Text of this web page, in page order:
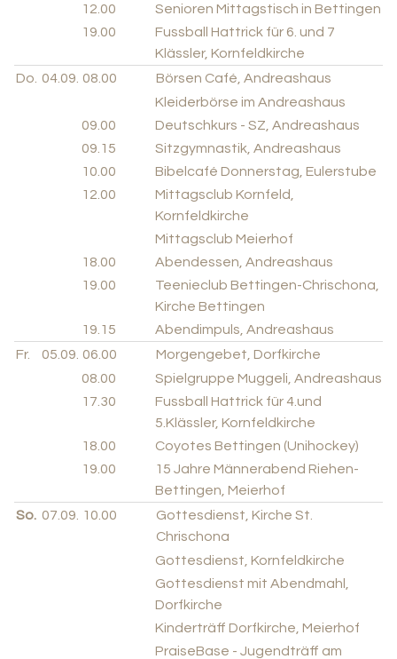
12.00
Senioren Mittagstisch in Bettingen
19.00
Fussball Hattrick für 6. und 7
Klässler, Kornfeldkirche
Do.
04.09. 08.00
Börsen Café, Andreashaus
Kleiderbörse im Andreashaus
09.00
Deutschkurs - SZ, Andreashaus
09.15
Sitzgymnastik, Andreashaus
10.00
Bibelcafé Donnerstag, Eulerstube
12.00
Mittagsclub Kornfeld,
Kornfeldkirche
Mittagsclub Meierhof
18.00
Abendessen, Andreashaus
19.00
Teenieclub Bettingen-Chrischona,
Kirche Bettingen
19.15
Abendimpuls, Andreashaus
Fr.
05.09. 06.00
Morgengebet, Dorfkirche
08.00
Spielgruppe Muggeli, Andreashaus
17.30
Fussball Hattrick für 4.und
5.Klässler, Kornfeldkirche
18.00
Coyotes Bettingen (Unihockey)
19.00
15 Jahre Männerabend Riehen-
Bettingen, Meierhof
So. 07.09. 10.00
Gottesdienst, Kirche St.
Chrischona
Gottesdienst, Kornfeldkirche
Gottesdienst mit Abendmahl,
Dorfkirche
Kinderträff Dorfkirche, Meierhof
PraiseBase - Jugendträff am